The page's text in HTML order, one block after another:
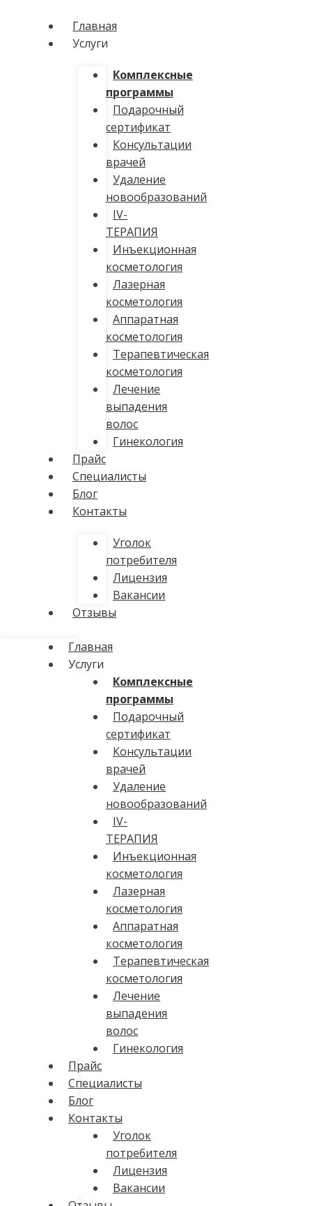
Главная
Услуги
Комплексные
программы
Подарочный
сертификат
Консультации
врачей
Удаление
новообразований
IV-
ТЕРАПИЯ
Инъекционная
косметология
Лазерная
косметология
Аппаратная
косметология
Терапевтическая
косметология
Лечение
выпадения
волос
Гинекология
Прайс
Специалисты
Блог
Контакты
Уголок
потребителя
Лицензия
Вакансии
Отзывы
Главная
Услуги
Комплексные
программы
Подарочный
сертификат
Консультации
врачей
Удаление
новообразований
IV-
ТЕРАПИЯ
Инъекционная
косметология
Лазерная
косметология
Аппаратная
косметология
Терапевтическая
косметология
Лечение
выпадения
волос
Гинекология
Прайс
Специалисты
Блог
Контакты
Уголок
потребителя
Лицензия
Вакансии